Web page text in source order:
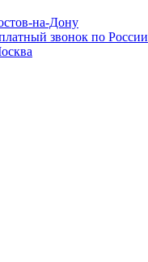
на-Дону
звонок по России